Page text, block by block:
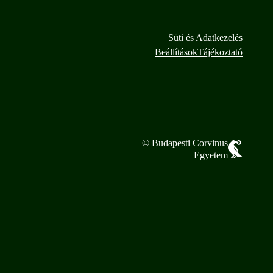
Süti és Adatkezelés
BeállításokTájékoztató
© Budapesti Corvinus
Egyetem